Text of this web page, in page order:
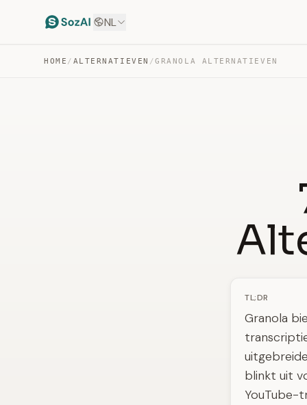
NL
HOME / ALTERNATIEVEN /GRANOLA ALTERNATIEVEN
TL;DR
Granola
blinkt uit
YouTube-